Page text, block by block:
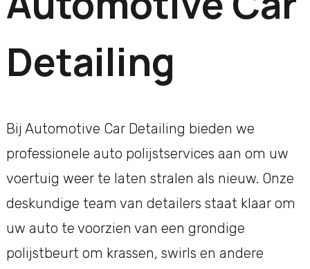
Detailing
Bij Automotive Car Detailing bieden we
professionele auto polijstservices aan om uw
voertuig weer te laten stralen als nieuw. Onze
deskundige team van detailers staat klaar om
uw auto te voorzien van een grondige
polijstbeurt om krassen, swirls en andere